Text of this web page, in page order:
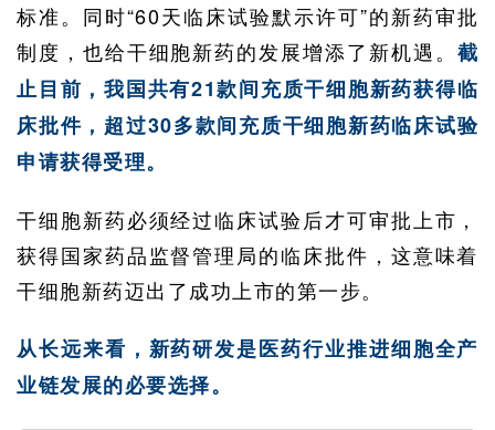
标准。同时“60天临床试验默示许可”的新药审批
制度，也给干细胞新药的发展增添了新机遇。 截
止目前，我国共有21款间充质干细胞新药获得临
床批件，超过30多款间充质干细胞新药临床试验
申请获得受理。
干细胞新药必须经过临床试验后才可审批上市，
获得国家药品监督管理局的临床批件，这意味着
干细胞新药迈出了成功上市的第一步。
从长远来看，新药研发是医药行业推进细胞全产
业链发展的必要选择。